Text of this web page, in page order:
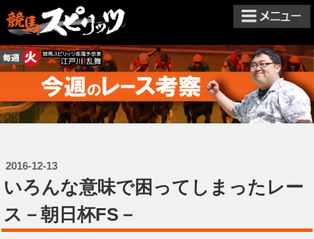
2016-12-13
いろんな意味で困ってしまったレー
ス－朝日杯FS－